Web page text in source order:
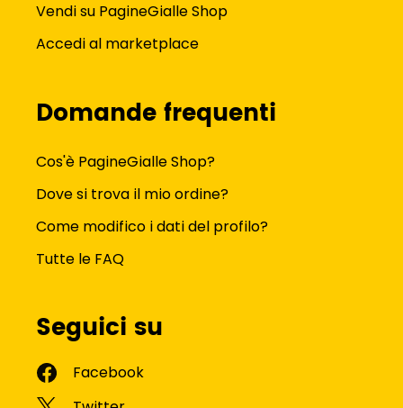
Vendi su PagineGialle Shop
Accedi al marketplace
Domande frequenti
Cos'è PagineGialle Shop?
Dove si trova il mio ordine?
Come modifico i dati del profilo?
Tutte le FAQ
Seguici su